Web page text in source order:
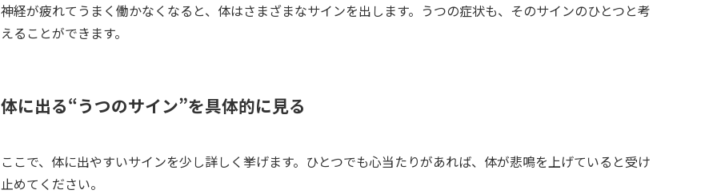
神経が疲れてうまく働かなくなると、体はさまざまなサインを出します。うつの症状も、そのサインのひとつと考
えることができます。
体に出る“うつのサイン”を具体的に見る
ここで、体に出やすいサインを少し詳しく挙げます。ひとつでも心当たりがあれば、体が悲鳴を上げていると受け
止めてください。